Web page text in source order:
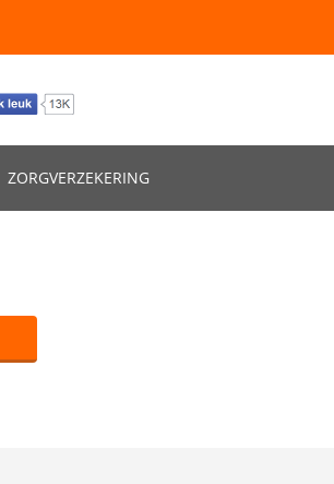
ZORGVERZEKERING